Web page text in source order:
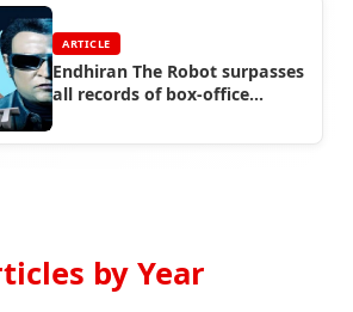
ARTICLE
Endhiran The Robot surpasses
all records of box-office
by Year